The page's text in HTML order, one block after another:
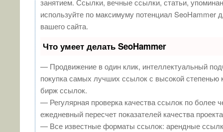
занятием. Ссылки, вечные ссылки, статьи,
используйте по максимуму потенциал SeoHammer
вашего сайта.
Что умеет делать SeoHammer
— Продвижение в один клик, интеллектуальный
покупка самых лучших ссылок с высокой степенью
бирж ссылок.
— Регулярная проверка качества ссылок по более
ежедневный пересчет показателей качества
— Все известные форматы ссылок: арендные